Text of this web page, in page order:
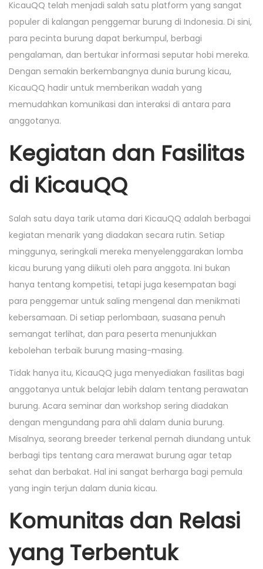
o
n
o
n
i
n
KicauQQ telah menjadi salah satu platform yang sangat
populer di kalangan penggemar burung di Indonesia. Di sini,
para pecinta burung dapat berkumpul, berbagi
pengalaman, dan bertukar informasi seputar hobi mereka.
Dengan semakin berkembangnya dunia burung kicau,
KicauQQ hadir untuk memberikan wadah yang
memudahkan komunikasi dan interaksi di antara para
anggotanya.
Kegiatan dan Fasilitas
di KicauQQ
Salah satu daya tarik utama dari KicauQQ adalah berbagai
kegiatan menarik yang diadakan secara rutin. Setiap
minggunya, seringkali mereka menyelenggarakan lomba
kicau burung yang diikuti oleh para anggota. Ini bukan
hanya tentang kompetisi, tetapi juga kesempatan bagi
para penggemar untuk saling mengenal dan menikmati
kebersamaan. Di setiap perlombaan, suasana penuh
semangat terlihat, dan para peserta menunjukkan
kebolehan terbaik burung masing-masing.
Tidak hanya itu, KicauQQ juga menyediakan fasilitas bagi
anggotanya untuk belajar lebih dalam tentang perawatan
burung. Acara seminar dan workshop sering diadakan
dengan mengundang para ahli dalam dunia burung.
Misalnya, seorang breeder terkenal pernah diundang untuk
berbagi tips tentang cara merawat burung agar tetap
sehat dan berbakat. Hal ini sangat berharga bagi pemula
yang ingin terjun dalam dunia kicau.
Komunitas dan Relasi
yang Terbentuk